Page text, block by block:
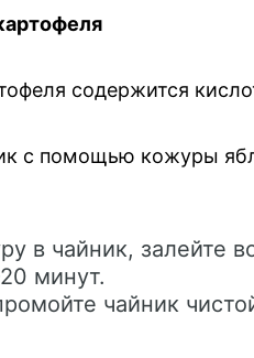
содержится
с помощью кожуры
в чайник, залейте
минут.
чайник